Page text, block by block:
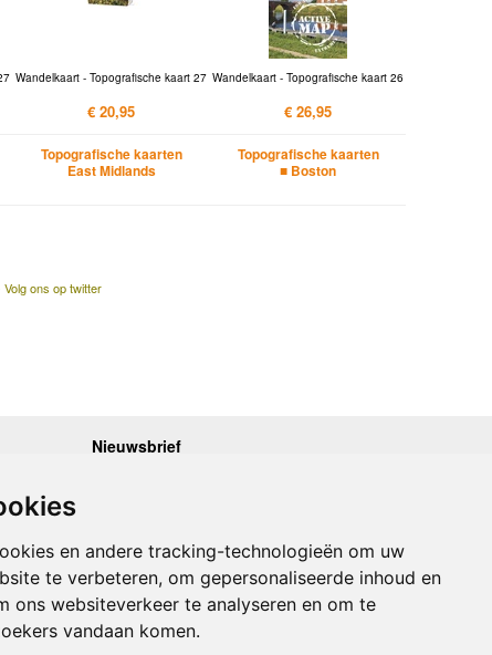
en andere tracking-technologieën om uw
te verbeteren, om gepersonaliseerde inhoud en
ons websiteverkeer te analyseren en om te
vandaan komen.
Wandelkaart - Topografische kaart 27
€ 20,95
Topografische kaarten
East Midlands
Wandelkaart - Topografische kaart 26
€ 26,95
Topografische kaarten
■ Boston
Volg ons op twitter
- 17.00
- 17.00
Nieuwsbrief
Onze laatste Nieuwsbrief
Inschrijven